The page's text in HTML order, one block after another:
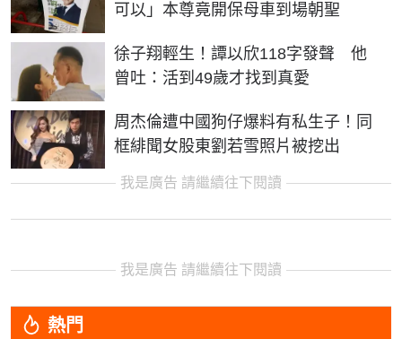
可以」本尊竟開保母車到場朝聖
徐子翔輕生！譚以欣118字發聲 他
曾吐：活到49歲才找到真愛
周杰倫遭中國狗仔爆料有私生子！同
框緋聞女股東劉若雪照片被挖出
我是廣告 請繼續往下閱讀
我是廣告 請繼續往下閱讀
熱門